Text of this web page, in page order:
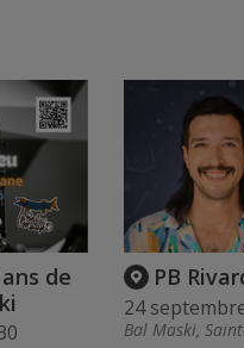
de
PB
24
Bal Maski,